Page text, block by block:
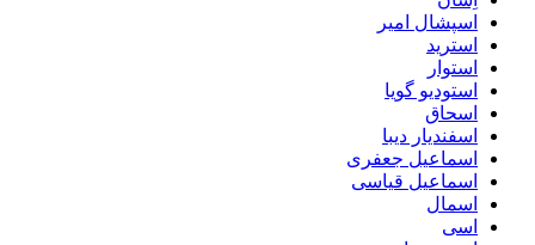
اسپشال امیر
استرید
استوار
استودیو گویا
اسحاق
اسفندیار دیبا
اسماعیل جعفری
اسماعیل قیاسی
اسمال
اسی